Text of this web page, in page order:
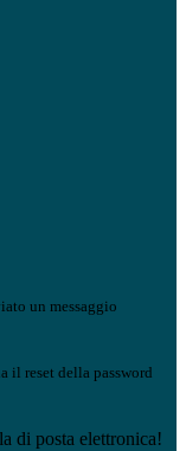
un messaggio
il reset della password
di posta elettronica!